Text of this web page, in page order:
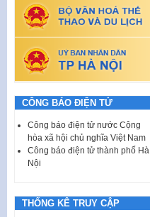
CÔNG BÁO ĐIỆN TỬ
Công báo điện tử nước Cộng
hòa xã hội chủ nghĩa Việt Nam
Công báo điện tử thành phố Hà
Nội
THỐNG KÊ TRUY CẬP